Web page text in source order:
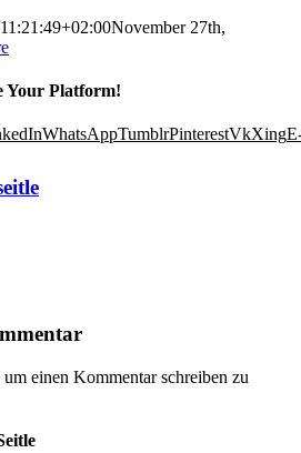
November 27th,
Your Platform!
WhatsAppTumblrPinterestVkXing
um einen Kommentar schreiben zu